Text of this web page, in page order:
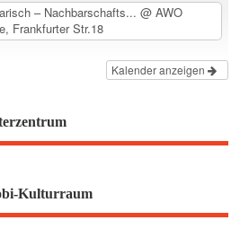
– Nachbarschafts...@ AWO
Frankfurter Str.18
Kalender anzeigen
Kulturraum